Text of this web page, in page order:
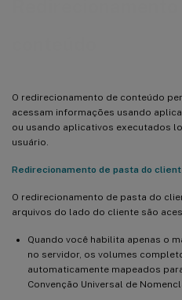
O redirecionamento de conteúdo
acessam informações usando
ou usando aplicativos executados
usuário.
Redirecionamento de pasta do
O redirecionamento de pasta do
arquivos do lado do cliente são
Quando você habilita apenas o
no servidor, os volumes
automaticamente mapeados
Convenção Universal de